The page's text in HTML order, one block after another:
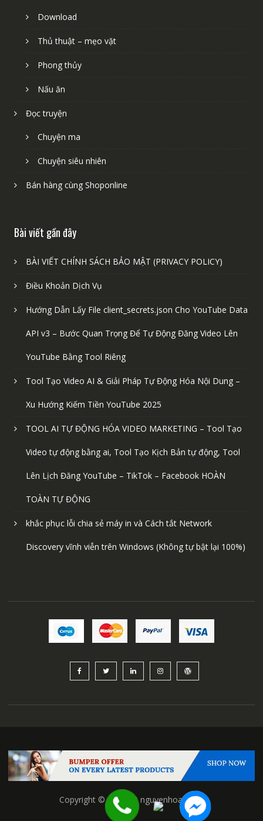
Download
Thủ thuật – mẹo vặt
Phong thủy
Nấu ăn
Đọc truyện
Chuyện ma
Chuyện siêu nhiên
Bán hàng cùng Shoponline
Bài viết gần đây
BÀI VIẾT CHÍNH SÁCH BẢO MẬT (PRIVACY POLICY)
Điều Khoản Dịch Vụ
Hướng Dẫn Lấy File client_secrets.json Cho YouTube Data
API v3 – Bước Quan Trọng Để Tự Động Đăng Video Lên
YouTube Bằng Tool Riêng
Tool Tạo Video AI & Giải Pháp Tự Động Hóa Nội Dung –
Xu Hướng Kiếm Tiền YouTube 2025
TOOL AI TỰ ĐỘNG HÓA VIDEO MARKETING – Tool Tạo
Video tự động bằng ai, Tool Tạo Kịch Bản tự động, Tool
Lên Lịch Đăng YouTube – TikTok – Facebook HOÀN
TOÀN TỰ ĐỘNG
khắc phục lỗi chia sẻ máy in và Cách tắt Network
Discovery vĩnh viễn trên Windows (Không tự bật lại 100%)
Copyright © All Right nguyenhoangcat